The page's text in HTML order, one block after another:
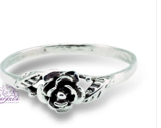
AÑADIR AL CARRITO / QUICK VIEW